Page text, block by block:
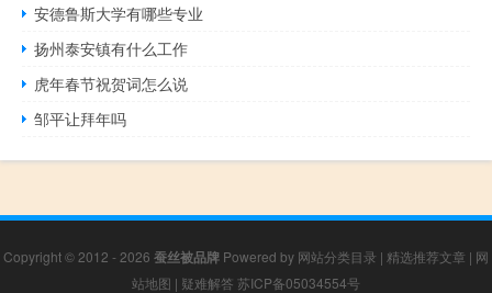
安德鲁斯大学有哪些专业
扬州泰安镇有什么工作
虎年春节祝贺词怎么说
邹平让拜年吗
Copyright © 2012 - 2026 蚕丝被品牌 Powered by 网站分类目录 | 精选推荐文章 | 网
站地图 | 疑难解答 苏ICP备05034554号